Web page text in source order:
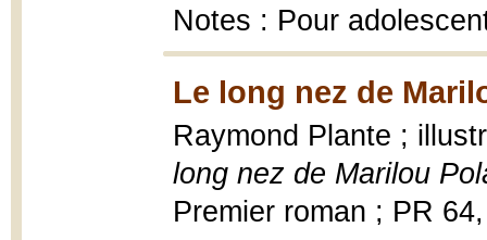
Notes : Pour
Le long nez de
Raymond Plante ;
long nez de Marilou
Premier roman ; PR